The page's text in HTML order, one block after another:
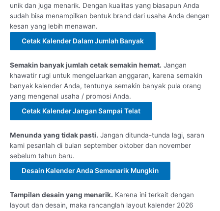
unik dan juga menarik. Dengan kualitas yang biasapun Anda
sudah bisa menampilkan bentuk brand dari usaha Anda dengan
kesan yang lebih menawan.
Cetak Kalender Dalam Jumlah Banyak
Semakin banyak jumlah cetak semakin hemat. Jangan
khawatir rugi untuk mengeluarkan anggaran, karena semakin
banyak kalender Anda, tentunya semakin banyak pula orang
yang mengenal usaha / promosi Anda.
Cetak Kalender Jangan Sampai Telat
Menunda yang tidak pasti. Jangan ditunda-tunda lagi, saran
kami pesanlah di bulan september oktober dan november
sebelum tahun baru.
Desain Kalender Anda Semenarik Mungkin
Tampilan desain yang menarik. Karena ini terkait dengan
layout dan desain, maka rancanglah layout kalender 2026